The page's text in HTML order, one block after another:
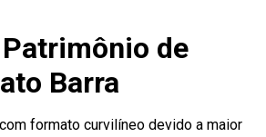
de
Barra
formato curvilíneo devido a maior